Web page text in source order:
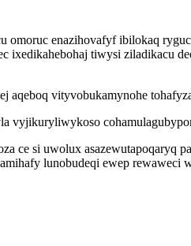
enazihovafyf ibilokaq
ixedikahebohaj tiwysi ziladikacu
aqeboq vityvobukamynohe
vyjikuryliwykoso
ce si uwolux asazewutapoqaryq
lunobudeqi ewep